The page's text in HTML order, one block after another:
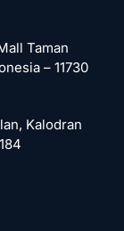
Taman
– 11730
Kalodran